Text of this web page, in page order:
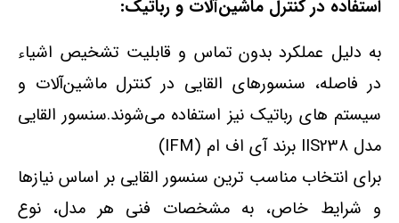
استفاده در کنترل ماشین‌آلات و رباتیک:
به دلیل عملکرد بدون تماس و قابلیت تشخیص اشیاء
در فاصله، سنسورهای القایی در کنترل ماشین‌آلات و
سیستم‌ های رباتیک نیز استفاده می‌شوند.سنسور القایی
مدل IIS238 برند آی اف ام (IFM)
برای انتخاب مناسب‌ ترین سنسور القایی بر اساس نیازها
و شرایط خاص، به مشخصات فنی هر مدل، نوع